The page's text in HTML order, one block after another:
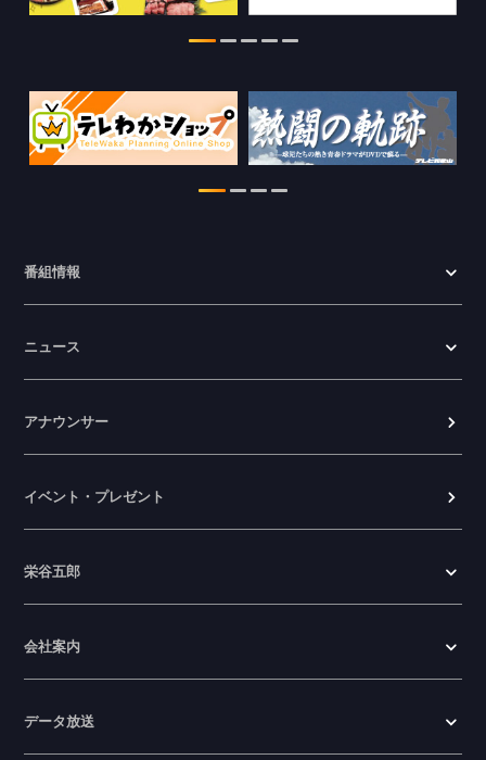
WTV NEWS6【WAKAYAMA SDGs】の
情報を更新しました。
特別番組【8月】の情報を更新しました。
2026.07.28
わかやま医療ナビの情報を更新しまし
WTV NEWS6【ここ押し！】の情報を更
番組情報
ニュース
アナウンサー
イベント・プレゼント
栄谷五郎
会社案内
データ放送